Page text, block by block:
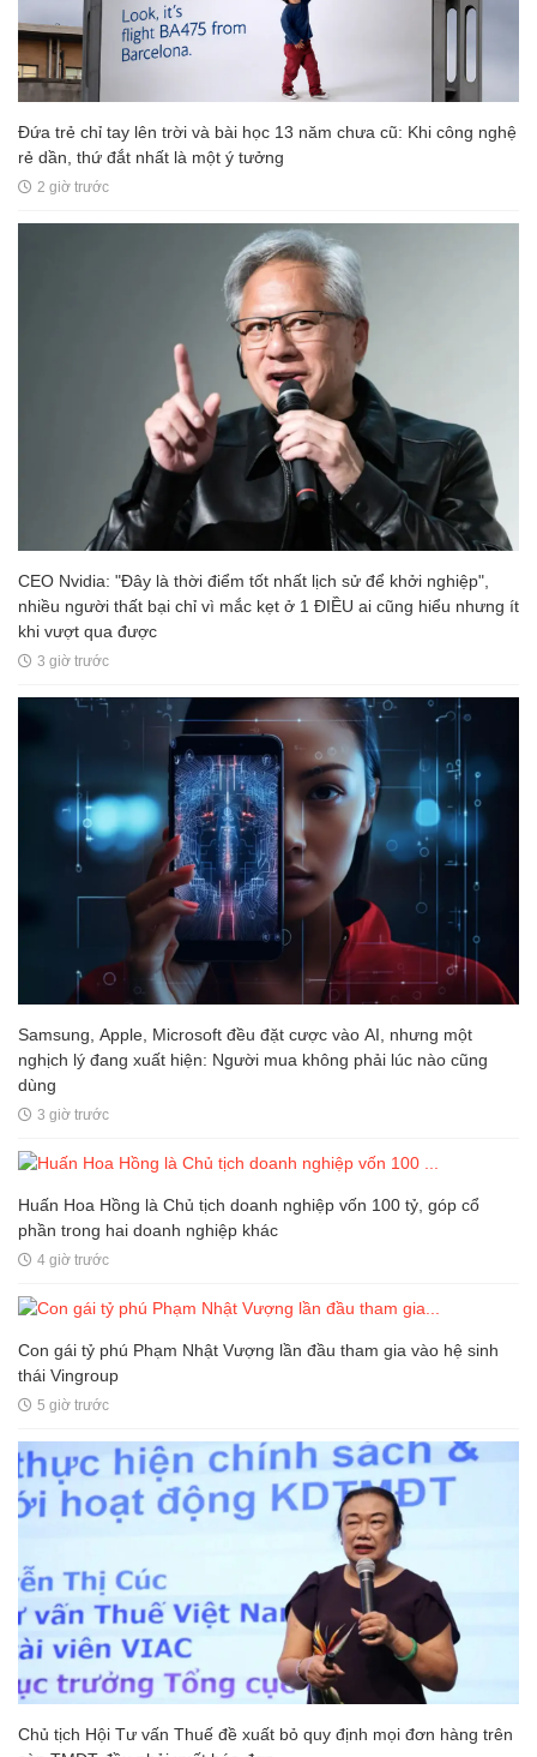
Đứa trẻ chỉ tay lên trời và bài học 13 năm chưa cũ: Khi công nghệ
rẻ dần, thứ đắt nhất là một ý tưởng
2 giờ trước
CEO Nvidia: "Đây là thời điểm tốt nhất lịch sử để khởi nghiệp",
nhiều người thất bại chỉ vì mắc kẹt ở 1 ĐIỀU ai cũng hiểu nhưng ít
khi vượt qua được
3 giờ trước
Samsung, Apple, Microsoft đều đặt cược vào AI, nhưng một
nghịch lý đang xuất hiện: Người mua không phải lúc nào cũng
dùng
3 giờ trước
Huấn Hoa Hồng là Chủ tịch doanh nghiệp vốn 100 tỷ, góp cổ
phần trong hai doanh nghiệp khác
4 giờ trước
Con gái tỷ phú Phạm Nhật Vượng lần đầu tham gia vào hệ sinh
thái Vingroup
5 giờ trước
Chủ tịch Hội Tư vấn Thuế đề xuất bỏ quy định mọi đơn hàng trên